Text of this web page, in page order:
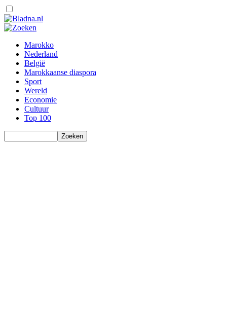
Marokko
Nederland
België
Marokkaanse diaspora
Sport
Wereld
Economie
Cultuur
Top 100